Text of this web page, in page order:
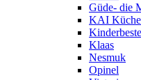
Güde- die
KAI
Klaas
Nesmuk
Opinel